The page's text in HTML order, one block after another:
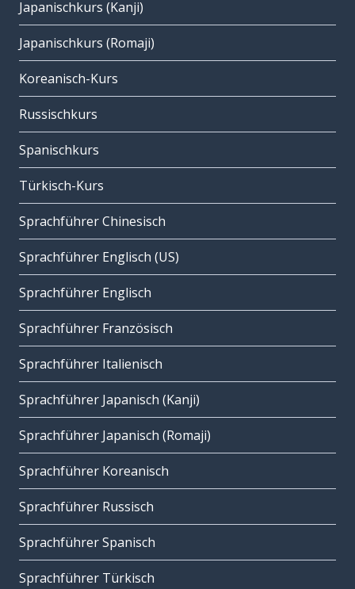
Japanischkurs (Kanji)
Japanischkurs (Romaji)
Koreanisch-Kurs
Russischkurs
Spanischkurs
Türkisch-Kurs
Sprachführer Chinesisch
Sprachführer Englisch (US)
Sprachführer Englisch
Sprachführer Französisch
Sprachführer Italienisch
Sprachführer Japanisch (Kanji)
Sprachführer Japanisch (Romaji)
Sprachführer Koreanisch
Sprachführer Russisch
Sprachführer Spanisch
Sprachführer Türkisch